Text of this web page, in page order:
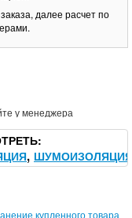
далее расчет по
у менеджера
ШУМОИЗОЛЯЦИЯ
купленного товара